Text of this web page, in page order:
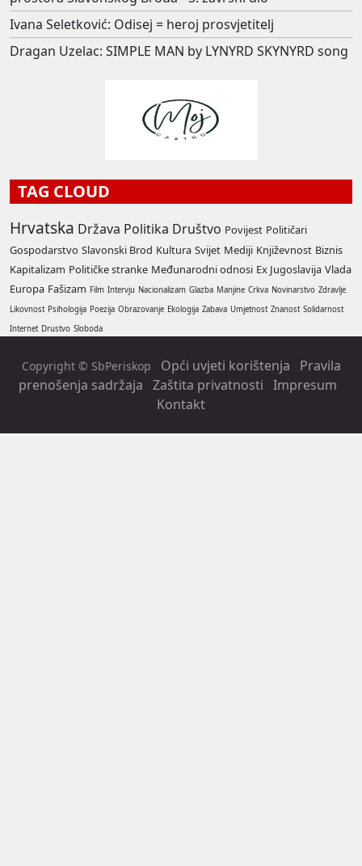
Ivana Seletković: Odisej = heroj prosvjetitelj
Dragan Uzelac: SIMPLE MAN by LYNYRD SKYNYRD song
TAG CLOUD
Hrvatska Država Politika Društvo Povijest Političari
Gospodarstvo Slavonski Brod Kultura Svijet Mediji Književnost Biznis
Kapitalizam Političke stranke Međunarodni odnosi Ex Jugoslavija Vlada
Europa Fašizam Film Intervju Nacionalizam Glazba Manjine Crkva Novinarstvo Zdravlje
Likovnost Psihologija Poezija Obrazovanje Ekologija Zabava Umjetnost Znanost Solidarnost
Internet Drustvo Sloboda
Copyright © SbPeriskop Opći uvjeti korištenja
Pravila
prenošenja sadržaja Zaštita privatnosti Impresum
Kontakt